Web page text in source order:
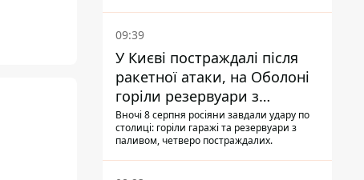
09:39
У Києві постраждалі після
ракетної атаки, на Оболоні
горіли резервуари з
паливом
Вночі 8 серпня росіяни завдали удару по
столиці: горіли гаражі та резервуари з
паливом, четверо постраждалих.